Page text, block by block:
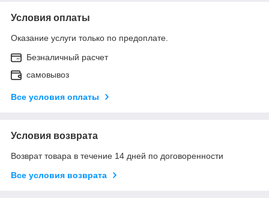
Условия оплаты
Оказание услуги только по предоплате.
Безналичный расчет
самовывоз
Все условия оплаты
Условия возврата
Возврат товара в течение 14 дней по договоренности
Все условия возврата